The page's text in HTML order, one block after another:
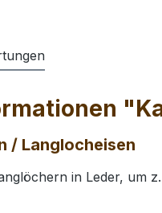
/ Langlocheisen
in Leder, um